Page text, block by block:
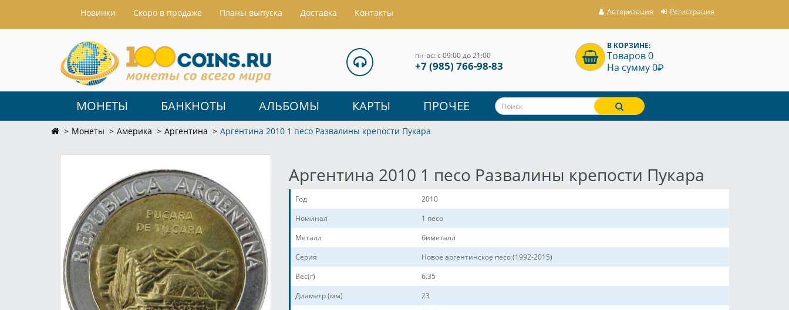
Hовинки Скоро в продаже Планы выпуска Доставка Контакты Авторизация Регистрация
пн-вс: с 09:00 до 21:00
+7 (985) 766-98-83
В КОРЗИНЕ:
Товаров 0
На сумму 0P
МОНЕТЫ БАНКНОТЫ АЛЬБОМЫ КАРТЫ ПРОЧЕЕ
Монеты Америка Аргентина Аргентина 2010 1 песо Развалины крепости Пукара
Аргентина 2010 1 песо Развалины крепости Пукара
Год
2010
Номинал
1 песо
Металл
биметалл
Серия
Новое аргентинское песо (1992-2015)
Вес(г)
6.35
Диаметр (мм)
23